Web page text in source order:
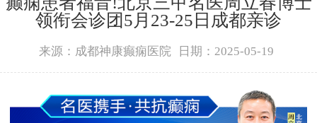
领衔会诊团5月23-25日成都亲诊
来源：成都神康癫痫医院 日期：2025-05-19